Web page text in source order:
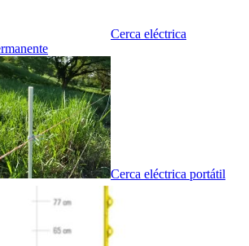
Cerca eléctrica
Cerca eléctrica portátil